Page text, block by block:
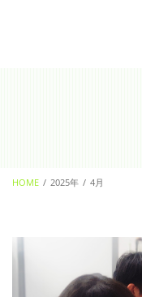
HOME 2025年 4月